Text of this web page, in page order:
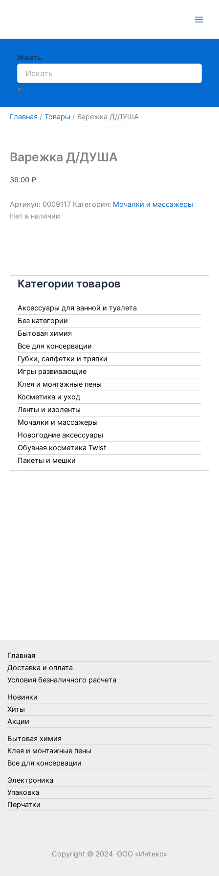
Искать
×
Главная Товары Варежка Д/ДУША
Категории товаров
Аксессуары для ванной и туалета
Без категории
Бытовая химия
Все для консервации
Губки, салфетки и тряпки
Игры развивающие
Клея и монтажные пены
Косметика и уход
Ленты и изоленты
Мочалки и массажеры
Новогодние аксессуары
Обувная косметика Twist
Пакеты и мешки
Перчатки
Товары для кухни
Товары для сада и огорода
Товары для туризма и отдыха
Упаковка
Утеплители и прочее
Фонари, лампы и удлинители
Хозяйственные товары
Швабры, стекломои, черенки и насадки
Шнуры, веревки и шпагаты
Электроника
Элементы питания
Варежка Д/ДУША
36.00 ₽
Артикул: 0009117 Категория: Мочалки и массажеры
Нет в наличии
Главная
Доставка и оплата
Условия безналичного расчета
Новинки
Хиты
Акции
Бытовая химия
Клея и монтажные пены
Все для консервации
Электроника
Упаковка
Перчатки
Copyright © 2024 ООО «‎Интекс»‎